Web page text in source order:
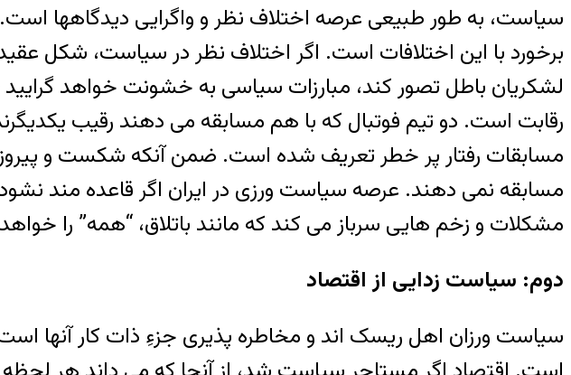
سیاست، به طور طبیعی عرصه اختلاف نظر و واگرایی دیدگاهها
برخورد با این اختلافات است. اگر اختلاف نظر در سیاست، شکل
لشکریان باطل تصور کند، مبارزات سیاسی به خشونت خواهد
رقابت است. دو تیم فوتبال که با هم مسابقه می دهند رقیب
مسابقات رفتار پر خطر تعریف شده است. ضمن آنکه شکست و
مسابقه نمی دهند. عرصه سیاست ورزی در ایران اگر قاعده مند
مشکلات و زخم هایی سرباز می کند که مانند باتلاق، “همه” را
دوم: سیاست زدایی از اقتصاد
سیاست ورزان اهل ریسک اند و مخاطره پذیری جزءِ ذات کار آنها